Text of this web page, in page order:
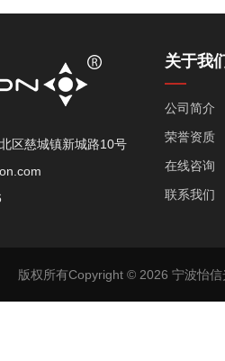
区慈城镇新城路10号
关于我
公司简介
荣誉资质
在线咨询
联系我们
版权所有Copyright © 2026 宁波怡